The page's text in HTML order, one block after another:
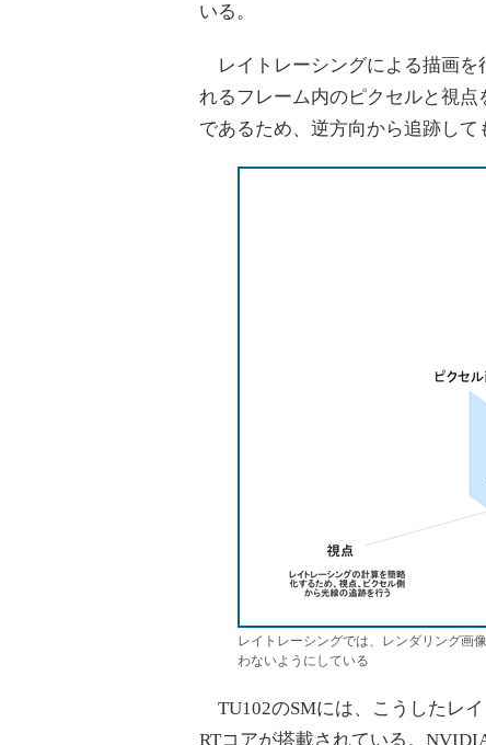
いる。
レイトレーシングによる描画を
れるフレーム内のピクセルと視
であるため、逆方向から追跡して
レイトレーシングでは、レンダリング画
わないようにしている
TU102のSMには、こうしたレ
RTコアが搭載されている。